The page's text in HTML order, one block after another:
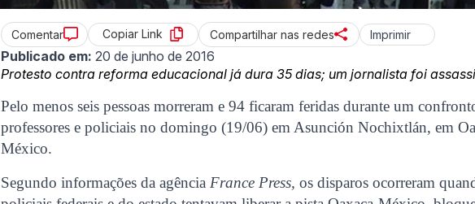
Comentar Copiar Link Compartilhar nas redes Imprimir
Publicado em: 20 de junho de 2016
Protesto contra reforma educacional já dura 35 dias; um jornalista foi
Pelo menos seis pessoas morreram e 94 ficaram feridas durante um
professores e policiais no domingo (19/06) em Asunción Nochixtlán, em
México.
Segundo informações da agência France Press,os disparos ocorreram